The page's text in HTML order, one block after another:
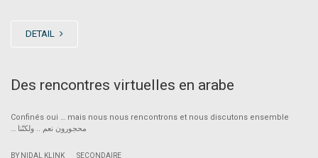
DETAIL
Des rencontres virtuelles en arabe
Confinés oui … mais nous nous rencontrons et nous discutons ensemble
… محجورون نعم .. ولكنّنا
BY NIDAL KLINK SECONDAIRE